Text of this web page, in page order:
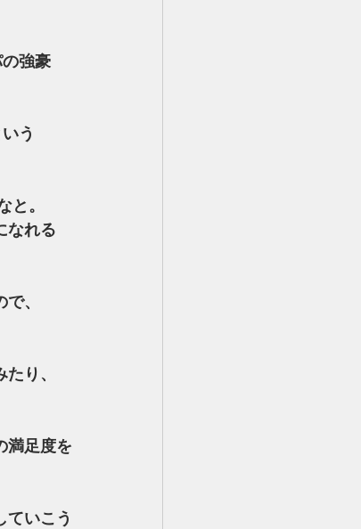
強豪
う
。
なれる
、
り、
満足度を
いこう